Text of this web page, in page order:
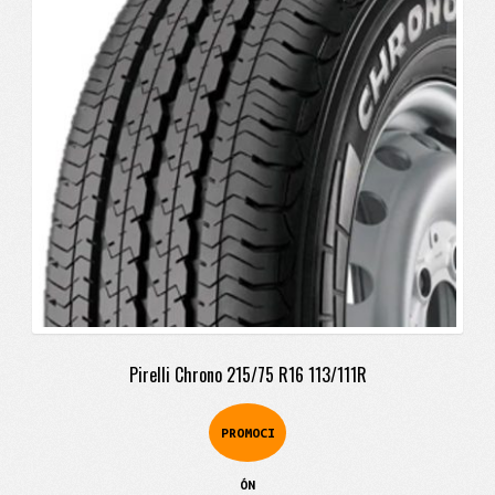
Pirelli Chrono 215/75 R16 113/111R
PROMOCI
ÓN
era:
$1.245.900.
es:
$986.900.